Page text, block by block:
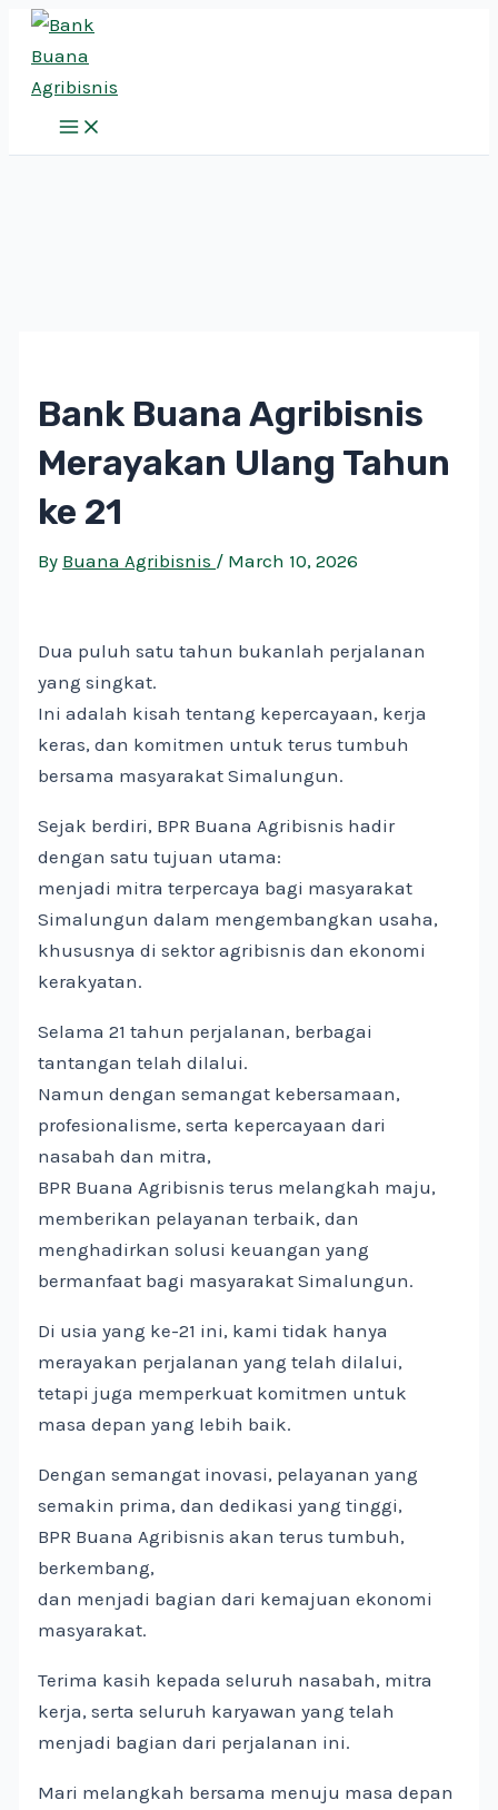
Skip
content
Menu
Bank Buana Agribisnis
Merayakan Ulang Tahun
ke 21
By Buana Agribisnis / March 10, 2026
Dua puluh satu tahun bukanlah perjalanan
yang singkat.
Ini adalah kisah tentang kepercayaan, kerja
keras, dan komitmen untuk terus tumbuh
bersama masyarakat Simalungun.
Sejak berdiri, BPR Buana Agribisnis hadir
dengan satu tujuan utama:
menjadi mitra terpercaya bagi masyarakat
Simalungun dalam mengembangkan usaha,
khususnya di sektor agribisnis dan ekonomi
kerakyatan.
Selama 21 tahun perjalanan, berbagai
tantangan telah dilalui.
Namun dengan semangat kebersamaan,
profesionalisme, serta kepercayaan dari
nasabah dan mitra,
BPR Buana Agribisnis terus melangkah maju,
memberikan pelayanan terbaik, dan
menghadirkan solusi keuangan yang
bermanfaat bagi masyarakat Simalungun.
Di usia yang ke-21 ini, kami tidak hanya
merayakan perjalanan yang telah dilalui,
tetapi juga memperkuat komitmen untuk
masa depan yang lebih baik.
Dengan semangat inovasi, pelayanan yang
semakin prima, dan dedikasi yang tinggi,
BPR Buana Agribisnis akan terus tumbuh,
berkembang,
dan menjadi bagian dari kemajuan ekonomi
masyarakat.
Terima kasih kepada seluruh nasabah, mitra
kerja, serta seluruh karyawan yang telah
menjadi bagian dari perjalanan ini.
Mari melangkah bersama menuju masa depan